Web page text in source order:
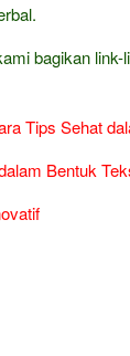
bagikan
Tips Sehat
Bentuk